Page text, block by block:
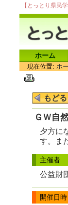
【とっとり県民
ホーム
現在位置: ホ
ＧＷ自
夕方に
す。ま
主催者
公益財
開催日時